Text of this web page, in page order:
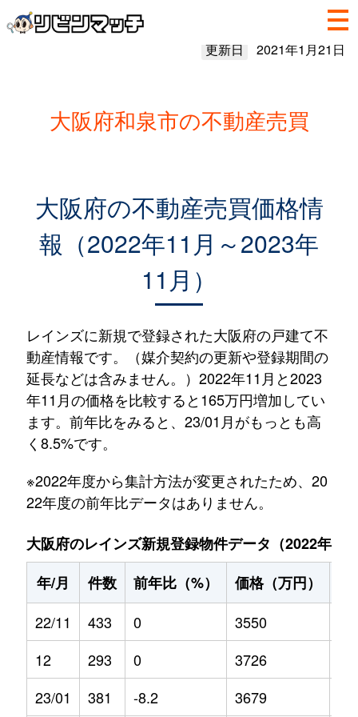
更新日 2021年1月21日
大阪府和泉市の不動産売買
大阪府の不動産売買価格情
報（2022年11月～2023年
11月）
レインズに新規で登録された大阪府の戸建て不
動産情報です。（媒介契約の更新や登録期間の
延長などは含みません。）2022年11月と2023
年11月の価格を比較すると165万円増加してい
ます。前年比をみると、23/01月がもっとも高
く8.5%です。
※2022年度から集計方法が変更されたため、20
22年度の前年比データはありません。
大阪府のレインズ新規登録物件データ（2022年11
年/月
件数 前年比（%） 価格（万円）
22/11
433 0 3550
12
293 0 3726
23/01
381 -8.2 3679